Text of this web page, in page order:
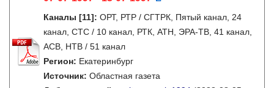
Каналы [11]: ОРТ, РТР / СГТРК, Пятый канал, 24
канал, СТС / 10 канал, РТК, АТН, ЭРА-ТВ, 41 канал,
АСВ, НТВ / 51 канал
Регион: Екатеринбург
Источник: Областная газета